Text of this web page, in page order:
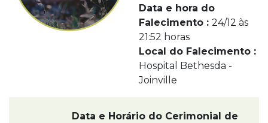
Data e hora do
Falecimento : 24/12 às
21:52 horas
Local do Falecimento :
Hospital Bethesda -
Joinville
Data e Horário do Cerimonial de